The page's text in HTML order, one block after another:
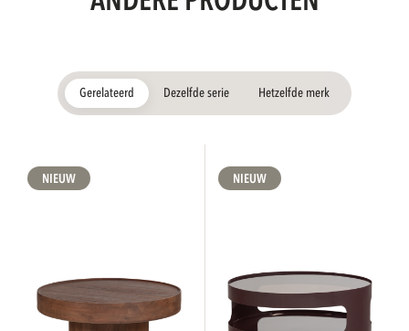
Gerelateerd Dezelfde serie Hetzelfde merk
NIEUW NIEUW